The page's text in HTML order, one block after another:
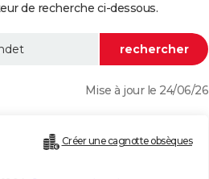
de recherche ci-dessous.
Mise à jour le 24/06/26
Créer une cagnotte obsèques